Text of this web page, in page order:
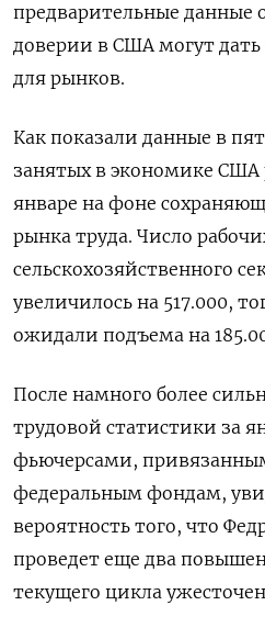
предварительные данные
доверии в США могут
для рынков.
Как показали данные в
занятых в экономике США
январе на фоне
рынка труда. Число
сельскохозяйственного
увеличилось на 517.000​​,
ожидали подъема на
После намного более
трудовой статистики за
фьючерсами,
федеральным фондам,
вероятность того, что
проведет еще два
текущего цикла